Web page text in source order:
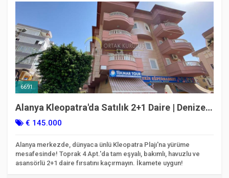
6691
Alanya Kleopatra'da Satılık 2+1 Daire | Denize
800m & Havuzlu
€ 145.000
Alanya merkezde, dünyaca ünlü Kleopatra Plajı'na yürüme
mesafesinde! Toprak 4 Apt.'da tam eşyalı, bakımlı, havuzlu ve
asansörlü 2+1 daire fırsatını kaçırmayın. İkamete uygun!